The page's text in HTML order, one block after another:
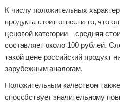
К числу положительных
продукта стоит отнести то, что
ценовой категории – средняя
составляет около 100 рублей.
такой цене российский продукт
зарубежным аналогам.
Положительным качеством
способствует значительному